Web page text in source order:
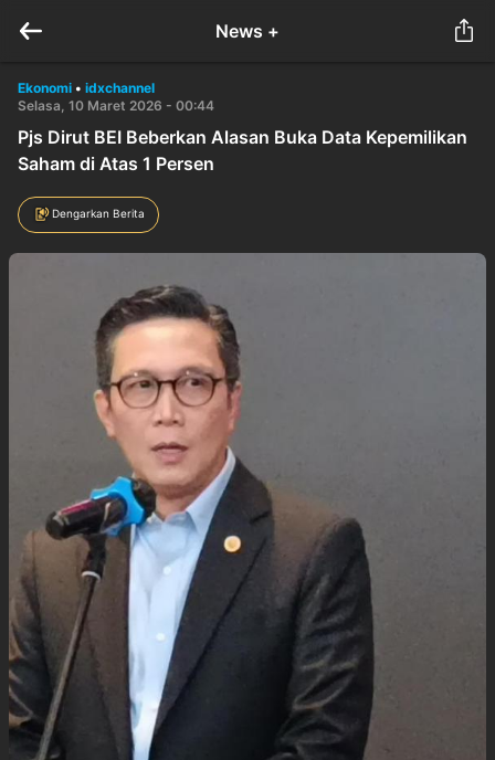
News +
Ekonomi • idxchannel
Selasa, 10 Maret 2026 - 00:44
Pjs Dirut BEI Beberkan Alasan Buka Data Kepemilikan
Saham di Atas 1 Persen
Dengarkan Berita